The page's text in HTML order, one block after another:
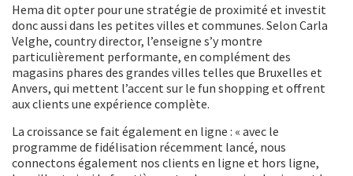
Hema dit opter pour une stratégie de proximité et investit
donc aussi dans les petites villes et communes. Selon Carla
Velghe, country director, l’enseigne s’y montre
particulièrement performante, en complément des
magasins phares des grandes villes telles que Bruxelles et
Anvers, qui mettent l’accent sur le fun shopping et offrent
aux clients une expérience complète.
La croissance se fait également en ligne : « avec le
programme de fidélisation récemment lancé, nous
connectons également nos clients en ligne et hors ligne,